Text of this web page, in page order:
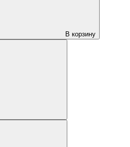
В корзину